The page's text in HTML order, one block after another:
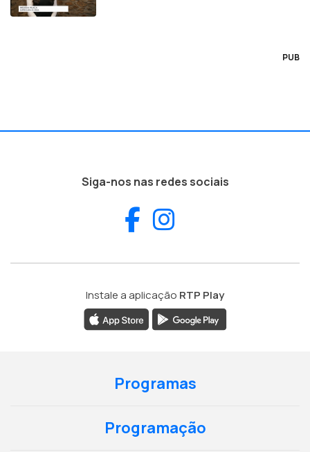
PUB
Siga-nos nas redes sociais
Facebook
Instale a aplicação RTP Play
Programas
Programação